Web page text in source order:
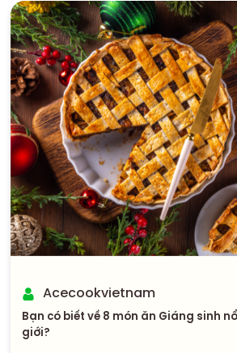
Acecookvietnam
Bạn có biết về 8 món ăn Giáng sinh
giới?